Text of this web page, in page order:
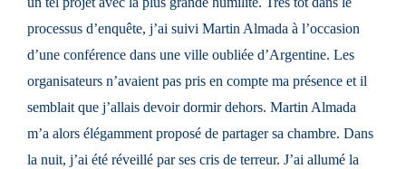
processus d’enquête, j’ai suivi Martin Almada à l’occasion
d’une conférence dans une ville oubliée d’Argentine. Les
organisateurs n’avaient pas pris en compte ma présence et il
semblait que j’allais devoir dormir dehors. Martin Almada
m’a alors élégamment proposé de partager sa chambre. Dans
la nuit, j’ai été réveillé par ses cris de terreur. J’ai allumé la